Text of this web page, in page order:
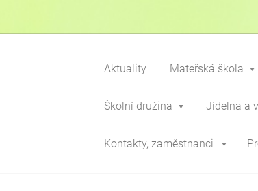
Aktuality Mateřská škola
Školní družina Jídelna a
Kontakty, zaměstnanci